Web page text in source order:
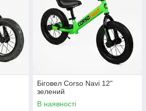
Біговел Corso Navi 12"
зелений
В наявності